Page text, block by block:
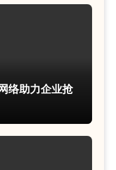
络助力企业抢